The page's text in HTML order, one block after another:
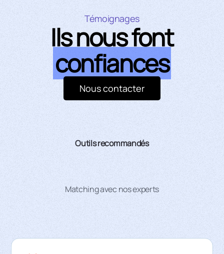
Témoignages
Ils nous font
confiances
Nous contacter
Outils recommandés
Matching avec nos experts